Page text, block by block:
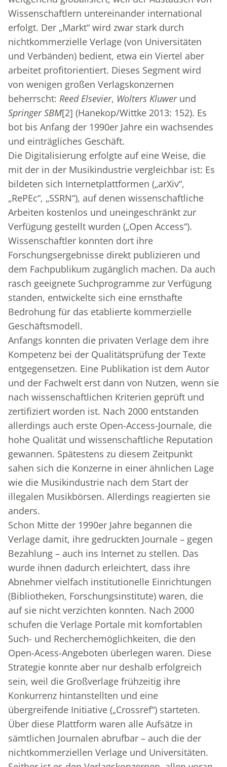
Wissenschaftlern untereinander international
erfolgt. Der „Markt“ wird zwar stark durch
nichtkommerzielle Verlage (von Universitäten
und Verbänden) bedient, etwa ein Viertel aber
arbeitet profitorientiert. Dieses Segment wird
von wenigen großen Verlagskonzernen
beherrscht: Reed Elsevier, Wolters Kluwerund
Springer SBM[2] (Hanekop/Wittke 2013: 152). Es
bot bis Anfang der 1990er Jahre ein wachsendes
und einträgliches Geschäft.
Die Digitalisierung erfolgte auf eine Weise, die
mit der in der Musikindustrie vergleichbar ist: Es
bildeten sich Internetplattformen („arXiv“,
„RePEc“, „SSRN“), auf denen wissenschaftliche
Arbeiten kostenlos und uneingeschränkt zur
Verfügung gestellt wurden („Open Access“).
Wissenschaftler konnten dort ihre
Forschungsergebnisse direkt publizieren und
dem Fachpublikum zugänglich machen. Da auch
rasch geeignete Suchprogramme zur Verfügung
standen, entwickelte sich eine ernsthafte
Bedrohung für das etablierte kommerzielle
Geschäftsmodell.
Anfangs konnten die privaten Verlage dem ihre
Kompetenz bei der Qualitätsprüfung der Texte
entgegensetzen. Eine Publikation ist dem Autor
und der Fachwelt erst dann von Nutzen, wenn sie
nach wissenschaftlichen Kriterien geprüft und
zertifiziert worden ist. Nach 2000 entstanden
allerdings auch erste Open-Access-Journale, die
hohe Qualität und wissenschaftliche Reputation
gewannen. Spätestens zu diesem Zeitpunkt
sahen sich die Konzerne in einer ähnlichen Lage
wie die Musikindustrie nach dem Start der
illegalen Musikbörsen. Allerdings reagierten sie
anders.
Schon Mitte der 1990er Jahre begannen die
Verlage damit, ihre gedruckten Journale – gegen
Bezahlung – auch ins Internet zu stellen. Das
wurde ihnen dadurch erleichtert, dass ihre
Abnehmer vielfach institutionelle Einrichtungen
(Bibliotheken, Forschungsinstitute) waren, die
auf sie nicht verzichten konnten. Nach 2000
schufen die Verlage Portale mit komfortablen
Such- und Recherchemöglichkeiten, die den
Open-Acess-Angeboten überlegen waren. Diese
Strategie konnte aber nur deshalb erfolgreich
sein, weil die Großverlage frühzeitig ihre
Konkurrenz hintanstellten und eine
übergreifende Initiative („Crossref“) starteten.
Über diese Plattform waren alle Aufsätze in
sämtlichen Journalen abrufbar – auch die der
nichtkommerziellen Verlage und Universitäten.